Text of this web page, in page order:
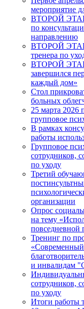
мероприятие
ВТОРОЙ ЭТАП
по
направлению
ВТОРОЙ ЭТАП
тренера по
ВТОРОЙ
завершился
каждый дом»
Стол
больных
25 марта 2026
групповое
В рамках
работы
Групповое
сотрудников,
по уходу
Третий
организации
Опрос
на тему
повседневной
Тренинг по
и инвалидам
сотрудников,
по уходу
Итоги работы